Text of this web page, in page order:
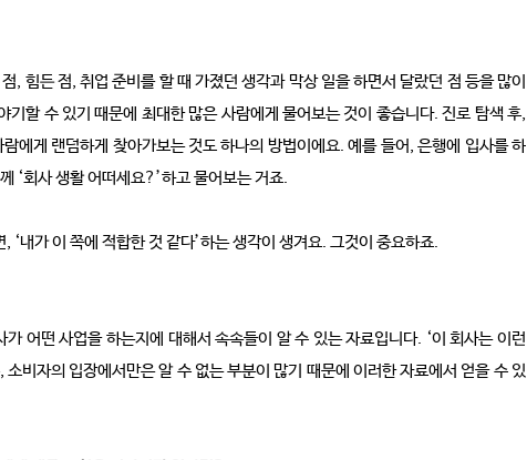
, 힘든 점, 취업 준비를 할 때 가졌던 생각과 막상 일을 하면서 달랐던 점 등을 많이
할 수 있기 때문에 최대한 많은 사람에게 물어보는 것이 좋습니다. 진로 탐색 후,
에게 랜덤하게 찾아가보는 것도 하나의 방법이에요. 예를 들어, 은행에 입사를 하
‘회사 생활 어떠세요?’하고 물어보는 거죠.
내가 이 쪽에 적합한 것 같다’하는 생각이 생겨요. 그것이 중요하죠.
어떤 사업을 하는지에 대해서 속속들이 알 수 있는 자료입니다. ‘이 회사는 이런
비자의 입장에서만은 알 수 없는 부분이 많기 때문에 이러한 자료에서 얻을 수 있